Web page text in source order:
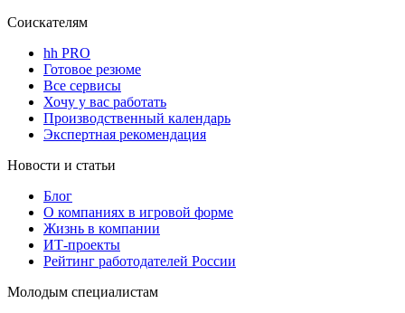
Соискателям
hh PRO
Готовое резюме
Все сервисы
Хочу у вас работать
Производственный календарь
Экспертная рекомендация
Новости и статьи
Блог
О компаниях в игровой форме
Жизнь в компании
ИТ-проекты
Рейтинг работодателей России
Молодым специалистам